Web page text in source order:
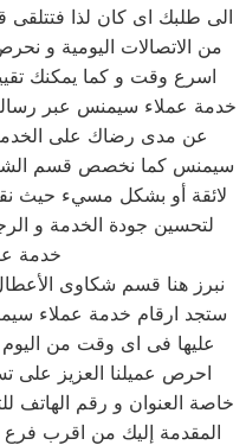
الى طلبك اى كان لذا
من الاتصالات اليومية و
اسرع وقت و كما يمكنك
خدمة عملاء سيمنس عبر
عن مدى رضاك على
سيمنس كما نخصص قسم
لائقة أو بشكل مسيء حيث
لتحسين جودة الخدمة و
خدمة
نبرز هنا قسم شكاوى
ستجد ارقام خدمة عملاء
عليها فى اى وقت من
احرص عميلنا العزيز على
خاصة العنوان و رقم الهاتف
المقدمة إليك من اقرب